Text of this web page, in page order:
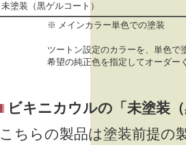
未塗装（黒ゲルコート）
※ メインカラー単色での塗装
ツートン設定のカラーを、単色で
希望の純正色を指定してオーダー
ビキニカウルの「未塗装
こちらの製品は塗装前提の